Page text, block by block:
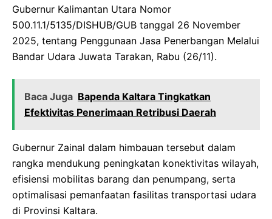
Gubernur Kalimantan Utara Nomor
500.11.1/5135/DISHUB/GUB tanggal 26 November
2025, tentang Penggunaan Jasa Penerbangan Melalui
Bandar Udara Juwata Tarakan, Rabu (26/11).
Baca Juga Bapenda Kaltara Tingkatkan
Efektivitas Penerimaan Retribusi Daerah
Gubernur Zainal dalam himbauan tersebut dalam
rangka mendukung peningkatan konektivitas wilayah,
efisiensi mobilitas barang dan penumpang, serta
optimalisasi pemanfaatan fasilitas transportasi udara
di Provinsi Kaltara.